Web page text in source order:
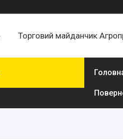
Торговий майданчик